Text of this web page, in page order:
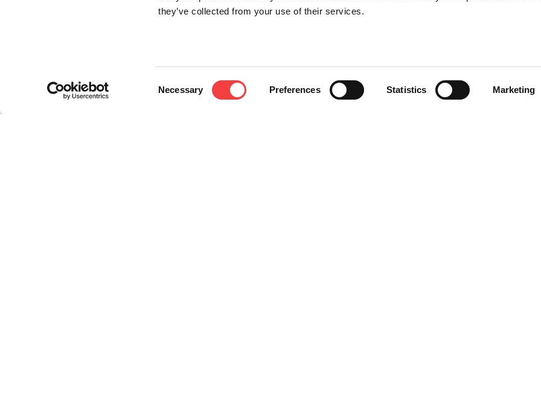
they’ve collected from your use of their services.
Necessary Preferences Statistics Marketing